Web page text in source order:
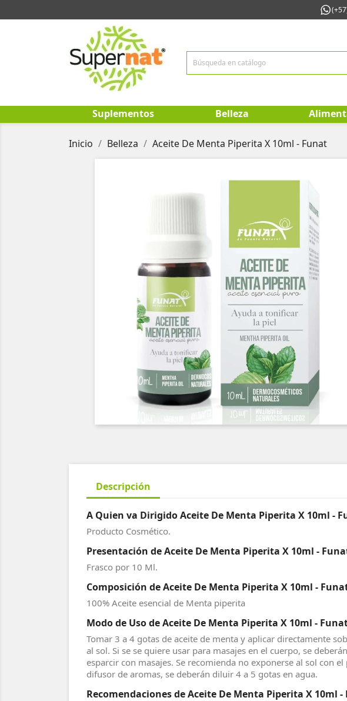
Suplementos Belleza
Inicio Belleza Aceite De Menta Piperita X 10ml - Funat
Descripción
A Quien va Dirigido Aceite De Menta Piperita X 10ml -
Producto Cosmético.
Presentación de Aceite De Menta Piperita X 10ml -
Frasco por 10 Ml.
Composición de Aceite De Menta Piperita X 10ml -
100% Aceite esencial de Menta piperita
Modo de Uso de Aceite De Menta Piperita X 10ml -
Tomar 3 a 4 gotas de aceite de menta y aplicar directamente
al sol. Si se se quiere usar para masajes en el cuerpo, se
esparcir con masajes. Se recomienda no exponerse al sol con
difusor de aromas, se deberán diluir 4 a 5 gotas en agua.
Recomendaciones de Aceite De Menta Piperita X 10ml -